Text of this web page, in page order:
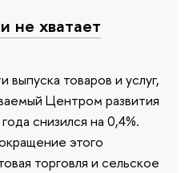
не хватает
товаров и услуг,
Центром развития
снизился на 0,4%.
этого
торговля и сельское